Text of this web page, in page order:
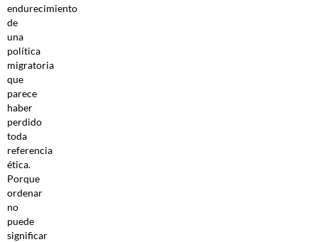
endurecimiento
de
una
política
migratoria
que
parece
haber
perdido
toda
referencia
ética.
Porque
ordenar
no
puede
significar